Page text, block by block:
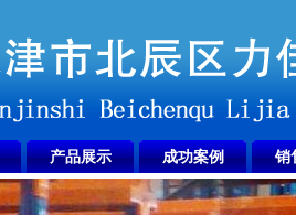
产品展示 成功案例 销